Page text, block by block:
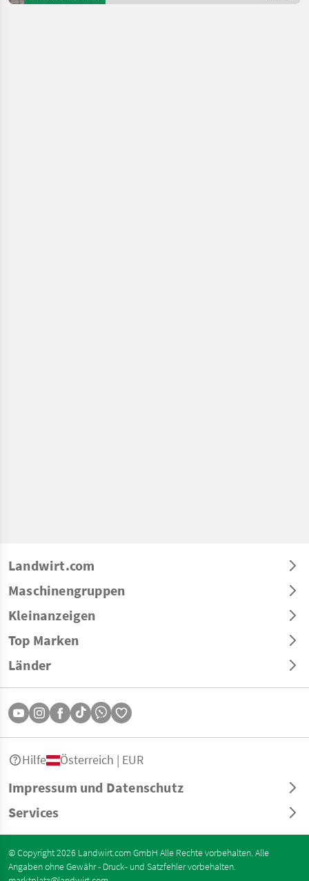
Landwirt.com
Maschinengruppen
Kleinanzeigen
Top Marken
Länder
Impressum und Datenschutz
Services
Hilfe Österreich | EUR
© Copyright 2026 Landwirt.com GmbH Alle Rechte vorbehalten. Alle
Angaben ohne Gewähr - Druck- und Satzfehler vorbehalten.